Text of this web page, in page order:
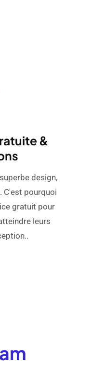
&
design,
C'est pourquoi
gratuit pour
leurs